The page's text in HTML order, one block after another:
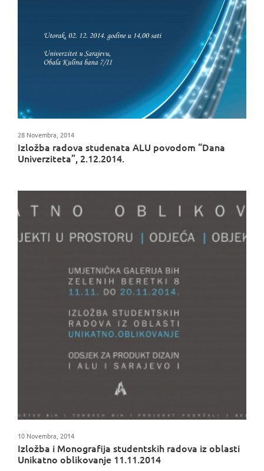
Izložba radova studenata ALU povodom “Dana
Univerziteta”, 2.12.2014.
28 Novembra, 2014
Izložba i Monografija studentskih radova iz oblasti
Unikatno oblikovanje 11.11.2014
10 Novembra, 2014